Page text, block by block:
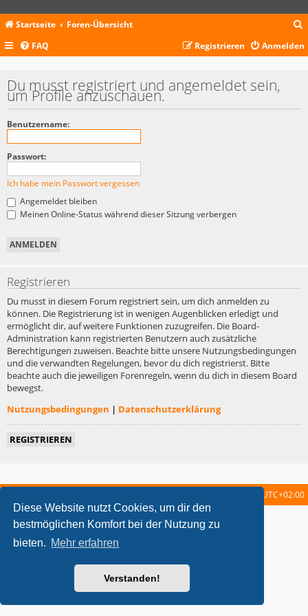
Diese Website nutzt Cookies, um dir den
bestmöglichen Komfort bei der Nutzung zu
bieten. Mehr erfahren
Verstanden!
Startseite Foren-Übersicht
c
FAQ Anmelden
Registrieren
Du musst registriert und angemeldet sein,
um Profile anzuschauen.
Benutzername:
Passwort:
Ich habe mein Passwort vergessen
Angemeldet bleiben
Meinen Online-Status während dieser Sitzung verbergen
Registrieren
Du musst in diesem Forum registriert sein, um dich anmelden zu
können. Die Registrierung ist in wenigen Augenblicken erledigt und
ermöglicht dir, auf weitere Funktionen zuzugreifen. Die Board-
Administration kann registrierten Benutzern auch zusätzliche
Berechtigungen zuweisen. Beachte bitte unsere Nutzungsbedingungen
und die verwandten Regelungen, bevor du dich registrierst. Bitte
beachte auch die jeweiligen Forenregeln, wenn du dich in diesem Board
bewegst.
Nutzungsbedingungen | Datenschutzerklärung
REGISTRIEREN
UTC+02:00
metrolike style by Eric Seguin Updated for phpBB3.2 by
Powered byphpBB ® Forum Software © phpBB Limited
Deutsche Übersetzung durch